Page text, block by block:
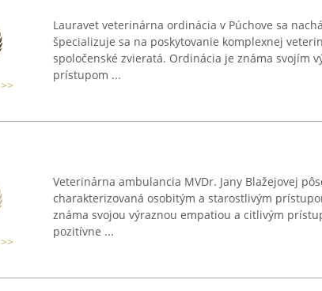
Lauravet veterinárna ordinácia v Púchove sa
špecializuje sa na poskytovanie komplexnej
spoločenské zvieratá. Ordinácia je známa svojím
prístupom ...
Veterinárna ambulancia MVDr. Jany Blažejovej
charakterizovaná osobitým a starostlivým
známa svojou výraznou empatiou a citlivým
pozitívne ...